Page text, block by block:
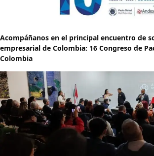
Acompáñanos en el principal encuentro de
empresarial de Colombia: 16 Congreso de
Colombia